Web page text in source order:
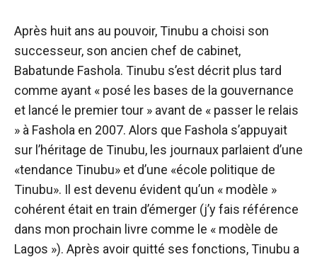
Après huit ans au pouvoir, Tinubu a choisi son
successeur, son ancien chef de cabinet,
Babatunde Fashola. Tinubu s’est décrit plus tard
comme ayant « posé les bases de la gouvernance
et lancé le premier tour » avant de « passer le relais
» à Fashola en 2007. Alors que Fashola s’appuyait
sur l’héritage de Tinubu, les journaux parlaient d’une
«tendance Tinubu» et d’une «école politique de
Tinubu». Il est devenu évident qu’un « modèle »
cohérent était en train d’émerger (j’y fais référence
dans mon prochain livre comme le « modèle de
Lagos »). Après avoir quitté ses fonctions, Tinubu a